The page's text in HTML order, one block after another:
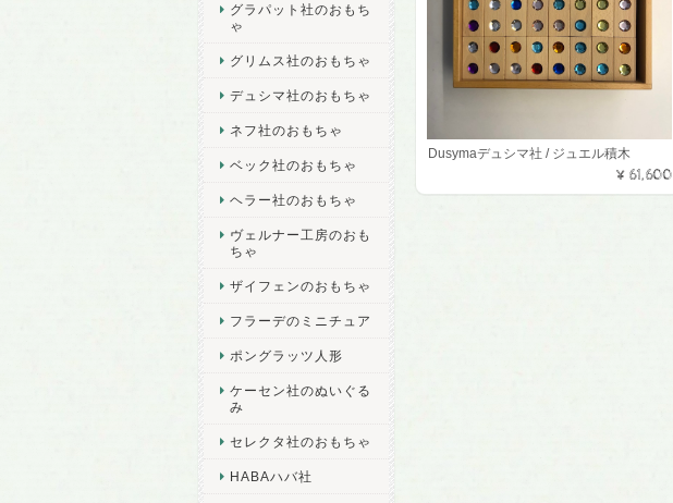
Dusymaデュシマ社 / ジュエル積木
¥61,600
グラパット社のおもち
ゃ
グリムス社のおもちゃ
デュシマ社のおもちゃ
ネフ社のおもちゃ
ベック社のおもちゃ
ヘラー社のおもちゃ
ヴェルナー工房のおも
ちゃ
ザイフェンのおもちゃ
フラーデのミニチュア
ポングラッツ人形
ケーセン社のぬいぐる
み
セレクタ社のおもちゃ
HABAハバ社